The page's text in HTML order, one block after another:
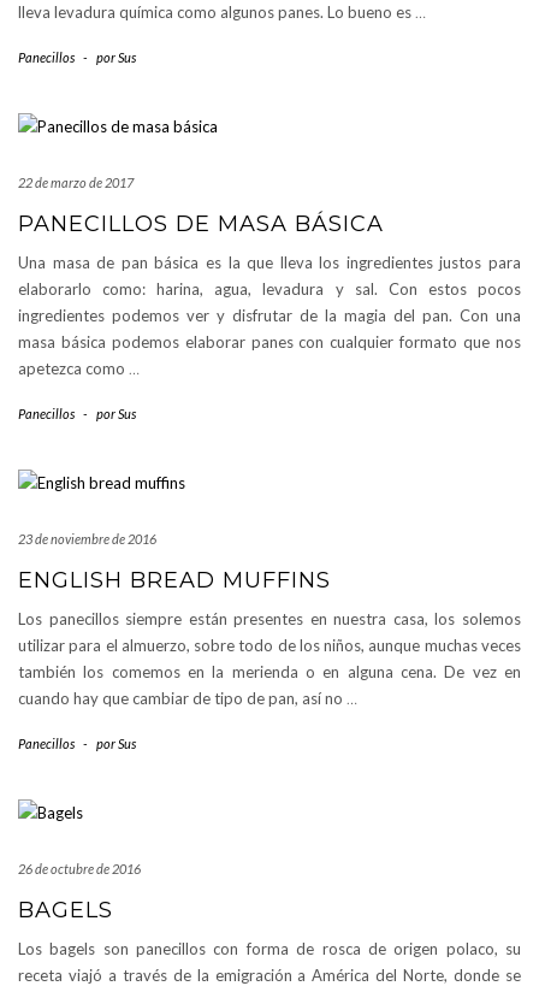
lleva levadura química como algunos panes. Lo bueno es …
Panecillos - porSus
22 de marzo de 2017
PANECILLOS DE MASA BÁSICA
Una masa de pan básica es la que lleva los ingredientes justos para
elaborarlo como: harina, agua, levadura y sal. Con estos pocos
ingredientes podemos ver y disfrutar de la magia del pan. Con una
masa básica podemos elaborar panes con cualquier formato que nos
apetezca como …
Panecillos - porSus
23 de noviembre de 2016
ENGLISH BREAD MUFFINS
Los panecillos siempre están presentes en nuestra casa, los solemos
utilizar para el almuerzo, sobre todo de los niños, aunque muchas veces
también los comemos en la merienda o en alguna cena. De vez en
cuando hay que cambiar de tipo de pan, así no …
Panecillos - porSus
26 de octubre de 2016
BAGELS
Los bagels son panecillos con forma de rosca de origen polaco, su
receta viajó a través de la emigración a América del Norte, donde se